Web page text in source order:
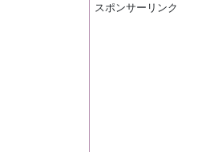
スポンサーリンク